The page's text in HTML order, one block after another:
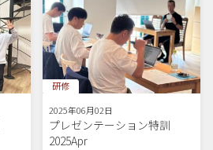
研修
2025年06月02日
プレゼンテーション特訓
2025Apr